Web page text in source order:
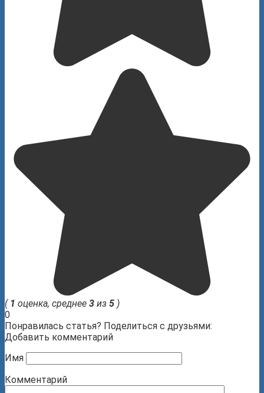
( 1 оценка, среднее 3 из 5 )
0
Понравилась статья? Поделиться с друзьями:
Добавить комментарий
Имя
Комментарий